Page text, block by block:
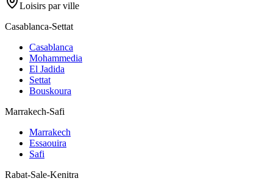
Loisirs par ville
Casablanca-Settat
Casablanca
Mohammedia
El Jadida
Settat
Bouskoura
Marrakech-Safi
Marrakech
Essaouira
Safi
Rabat-Sale-Kenitra